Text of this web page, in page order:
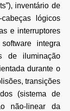
inventário de
lógicos
e interruptores
integra
de iluminação
durante o
transições
(sistema de
não-linear da